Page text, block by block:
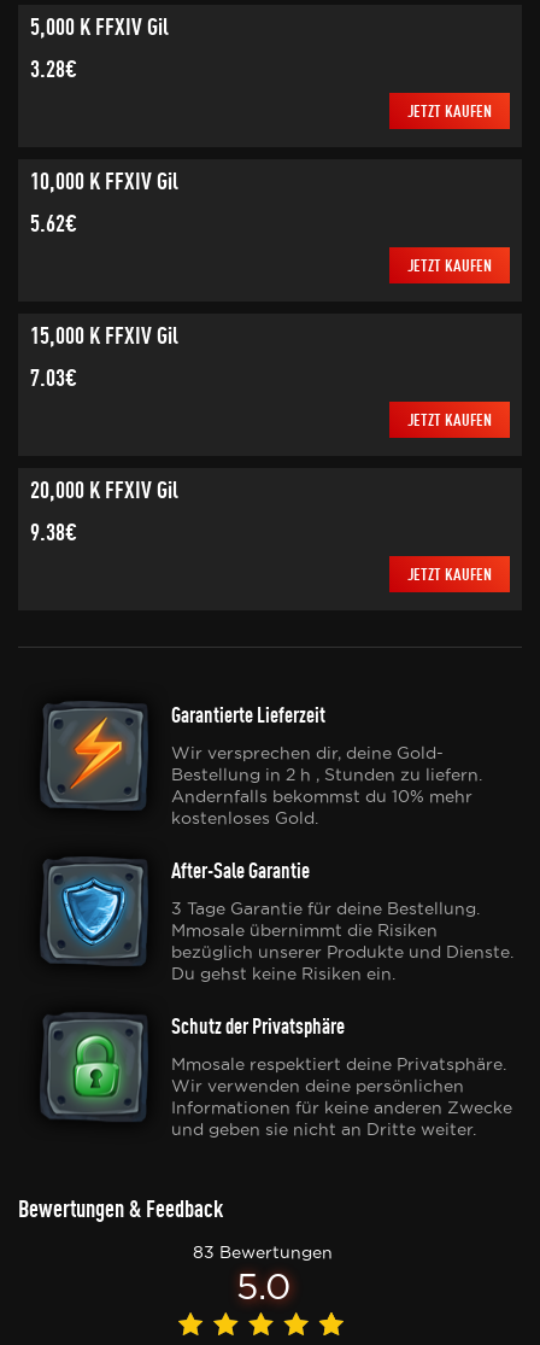
5,000 K FFXIV Gil
3.28€
JETZT KAUFEN
10,000 K FFXIV Gil
5.62€
JETZT KAUFEN
15,000 K FFXIV Gil
7.03€
JETZT KAUFEN
20,000 K FFXIV Gil
9.38€
JETZT KAUFEN
Garantierte Lieferzeit
Wir versprechen dir, deine Gold-
Bestellung in 2 h , Stunden zu liefern.
Andernfalls bekommst du 10% mehr
kostenloses Gold.
After-Sale Garantie
3 Tage Garantie für deine Bestellung.
Mmosale übernimmt die Risiken
bezüglich unserer Produkte und Dienste.
Du gehst keine Risiken ein.
Schutz der Privatsphäre
Mmosale respektiert deine Privatsphäre.
Wir verwenden deine persönlichen
Informationen für keine anderen Zwecke
und geben sie nicht an Dritte weiter.
Bewertungen & Feedback
83 Bewertungen
5.0